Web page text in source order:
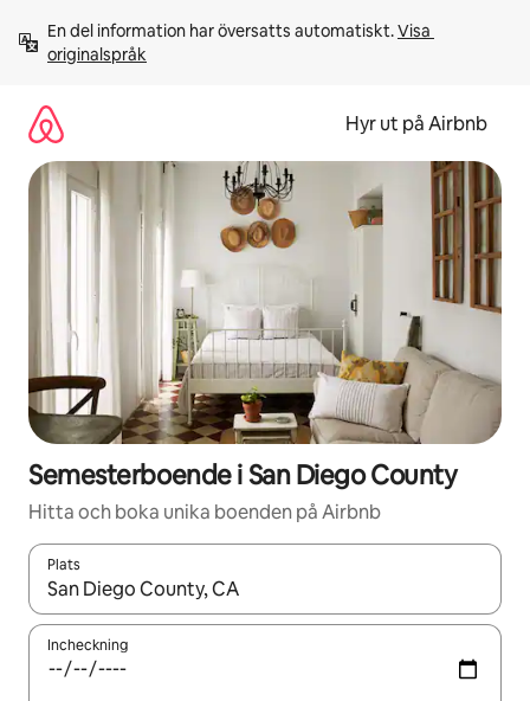
innehåll
En del information har översatts automatiskt. Visa
originalspråk
Hyr ut på Airbnb
Semesterboende i San Diego County
Hitta och boka unika boenden på Airbnb
Plats
När resultaten är tillgängliga kan du navigera med upp- och
Incheckning